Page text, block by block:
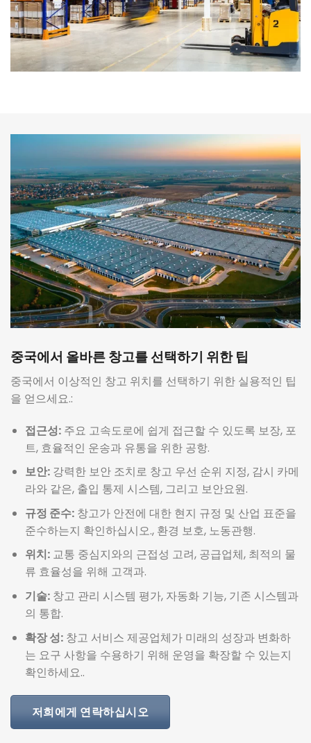
중국에서 올바른 창고를 선택하기 위한 팁
중국에서 이상적인 창고 위치를 선택하기 위한 실용적인 팁
을 얻으세요.:
접근성:주요 고속도로에 쉽게 접근할 수 있도록 보장, 포
트, 효율적인 운송과 유통을 위한 공항.
보안:강력한 보안 조치로 창고 우선 순위 지정, 감시 카메
라와 같은, 출입 통제 시스템, 그리고 보안요원.
규정 준수:창고가 안전에 대한 현지 규정 및 산업 표준을
준수하는지 확인하십시오., 환경 보호, 노동관행.
위치:교통 중심지와의 근접성 고려, 공급업체, 최적의 물
류 효율성을 위해 고객과.
기술:창고 관리 시스템 평가, 자동화 기능, 기존 시스템과
의 통합.
확장 성:창고 서비스 제공업체가 미래의 성장과 변화하
는 요구 사항을 수용하기 위해 운영을 확장할 수 있는지
확인하세요..
저희에게 연락하십시오